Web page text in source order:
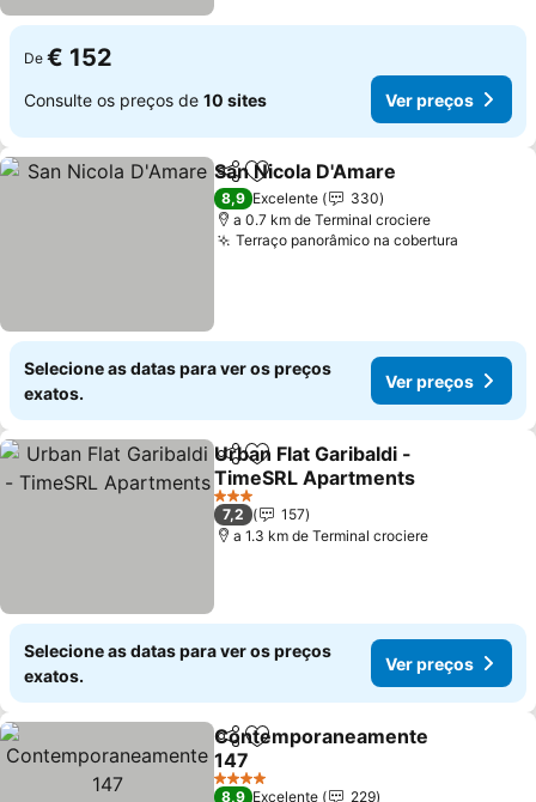
De € 152
Consulte os preços de 10 sites Ver preços
PartilharAdicionar aos favoritos
San Nicola D'Amare
8,9 Excelente
330
a 0.7 km de Terminal crociere
Terraço panorâmico na cobertura
Selecione as datas para ver os preços
exatos.
Ver preços
PartilharAdicionar aos favoritos
Urban Flat Garibaldi -
TimeSRL Apartments
Ver preços
3 Estrelas
7,2
157
a 1.3 km de Terminal crociere
Selecione as datas para ver os preços
exatos.
Ver preços
PartilharAdicionar aos favoritos
Contemporaneamente
147
Ver preços
4 Estrelas
8,9 Excelente 229